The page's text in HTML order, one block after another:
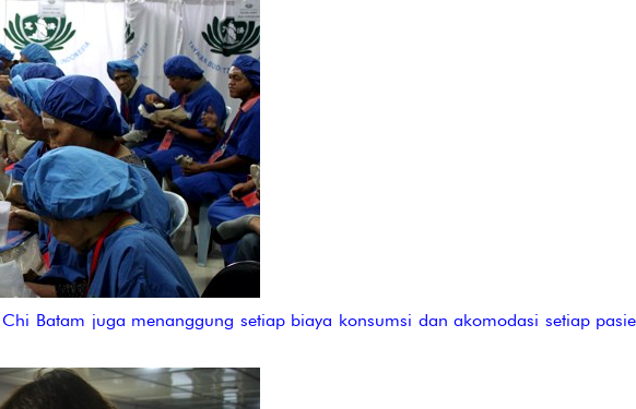
Batam juga menanggung setiap biaya konsumsi dan akomodasi setiap